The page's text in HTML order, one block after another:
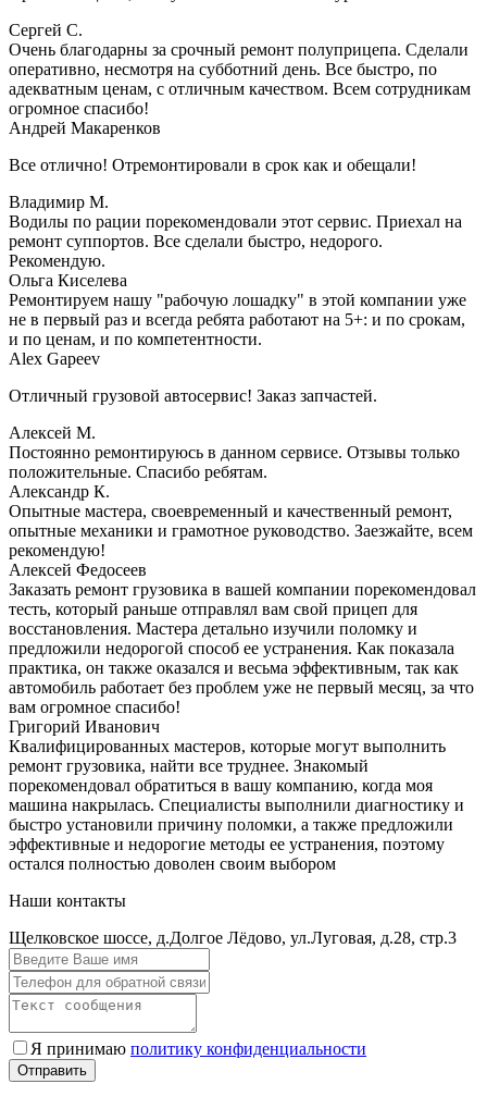
Сергей С.
Очень благодарны за срочный ремонт полуприцепа. Сделали
оперативно, несмотря на субботний день. Все быстро, по
адекватным ценам, с отличным качеством. Всем сотрудникам
огромное спасибо!
Андрей Макаренков
Все отлично! Отремонтировали в срок как и обещали!
Владимир М.
Водилы по рации порекомендовали этот сервис. Приехал на
ремонт суппортов. Все сделали быстро, недорого.
Рекомендую.
Ольга Киселева
Ремонтируем нашу "рабочую лошадку" в этой компании уже
не в первый раз и всегда ребята работают на 5+: и по срокам,
и по ценам, и по компетентности.
Alex Gapeev
Отличный грузовой автосервис! Заказ запчастей.
Алексей М.
Постоянно ремонтируюсь в данном сервисе. Отзывы только
положительные. Спасибо ребятам.
Александр К.
Опытные мастера, своевременный и качественный ремонт,
опытные механики и грамотное руководство. Заезжайте, всем
рекомендую!
Алексей Федосеев
Заказать ремонт грузовика в вашей компании порекомендовал
тесть, который раньше отправлял вам свой прицеп для
восстановления. Мастера детально изучили поломку и
предложили недорогой способ ее устранения. Как показала
практика, он также оказался и весьма эффективным, так как
автомобиль работает без проблем уже не первый месяц, за что
вам огромное спасибо!
Григорий Иванович
Квалифицированных мастеров, которые могут выполнить
ремонт грузовика, найти все труднее. Знакомый
порекомендовал обратиться в вашу компанию, когда моя
машина накрылась. Специалисты выполнили диагностику и
быстро установили причину поломки, а также предложили
эффективные и недорогие методы ее устранения, поэтому
остался полностью доволен своим выбором
Наши контакты
Щелковское шоссе, д.Долгое Лёдово, ул.Луговая, д.28, стр.3
Я принимаю политику конфиденциальности